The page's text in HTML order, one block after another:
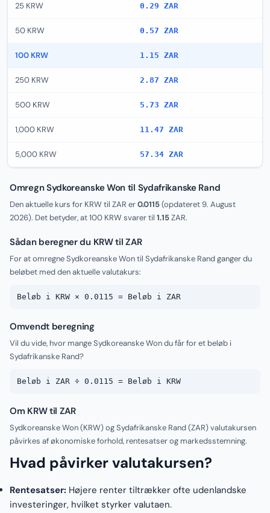
25 KRW 0.29 ZAR
50 KRW 0.57 ZAR
100 KRW 1.15 ZAR
250 KRW 2.87 ZAR
500 KRW 5.73 ZAR
1,000 KRW 11.47 ZAR
5,000 KRW 57.34 ZAR
Omregn Sydkoreanske Won til Sydafrikanske Rand
Den aktuelle kurs for KRW til ZAR er0.0115(opdateret9. August
2026). Det betyder, at 100 KRW svarer til 1.15ZAR.
Sådan beregner du KRW til ZAR
For at omregne Sydkoreanske Won til Sydafrikanske Rand ganger du
beløbet med den aktuelle valutakurs:
Beløb i KRW × 0.0115 = Beløb i ZAR
Omvendt beregning
Vil du vide, hvor mange Sydkoreanske Won du får for et beløb i
Sydafrikanske Rand?
Beløb i ZAR ÷ 0.0115 = Beløb i KRW
Om KRW til ZAR
Sydkoreanske Won (KRW) og Sydafrikanske Rand (ZAR) valutakursen
påvirkes af økonomiske forhold, rentesatser og markedsstemning.
Hvad påvirker valutakursen?
Rentesatser: Højere renter tiltrækker ofte udenlandske
investeringer, hvilket styrker valutaen.